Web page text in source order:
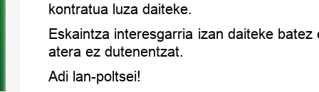
kontratua luza daiteke.
Eskaintza interesgarria izan daiteke
atera ez dutenentzat.
Adi lan-poltsei!